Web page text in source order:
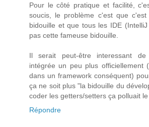
Pour le côté pratique et facilité,
soucis, le problème c'est que
bidouille et que tous les IDE
pas cette fameuse bidouille.
Il serait peut-être interessant
intégrée un peu plus officiellement
dans un framework conséquent)
ça ne soit plus "la bidouille du
coder les getters/setters ça polluait le
Répondre